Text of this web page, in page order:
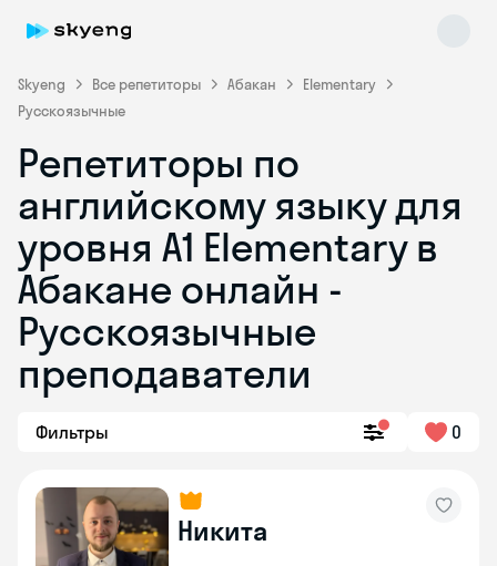
Skyeng Все репетиторы Абакан
Elementary
Русскоязычные
Репетиторы по
английскому языку для
уровня A1 Elementary в
Абакане онлайн -
Русскоязычные
преподаватели
Фильтры 0
Никита
Skyeng Chat